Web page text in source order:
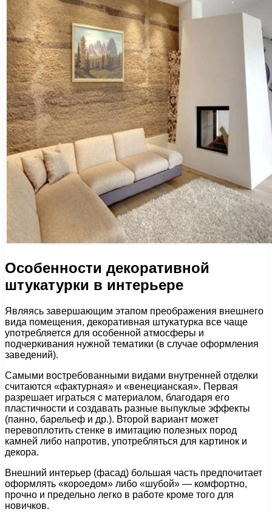
Особенности декоративной
штукатурки в интерьере
Являясь завершающим этапом преображения внешнего
вида помещения, декоративная штукатурка все чаще
употребляется для особенной атмосферы и
подчеркивания нужной тематики (в случае оформления
заведений).
Самыми востребованными видами внутренней отделки
считаются «фактурная» и «венецианская». Первая
разрешает играться с материалом, благодаря его
пластичности и создавать разные выпуклые эффекты
(панно, барельеф и др.). Второй вариант может
перевоплотить стенке в имитацию полезных пород
камней либо напротив, употребляться для картинок и
декора.
Внешний интерьер (фасад) большая часть предпочитает
оформлять «короедом» либо «шубой» — комфортно,
прочно и предельно легко в работе кроме того для
новичков.